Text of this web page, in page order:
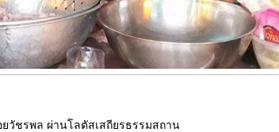
วัชรพล ผ่านโลตัสเสถียรธรรมสถาน